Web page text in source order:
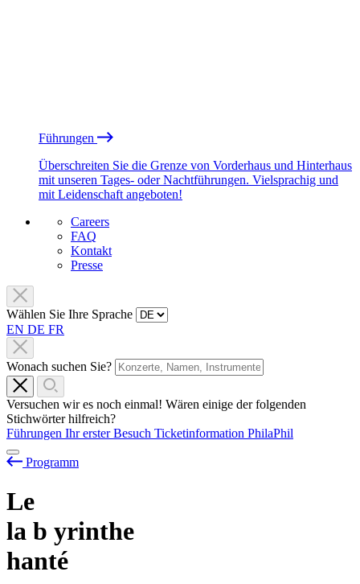
Führungen
Überschreiten Sie die Grenze von Vorderhaus und Hinterhaus
mit unseren Tages- oder Nachtführungen. Vielsprachig und
mit Leidenschaft angeboten!
Careers
FAQ
Kontakt
Presse
Wählen Sie Ihre Sprache
EN DE FR
Wonach suchen Sie?
Versuchen wir es noch einmal! Wären einige der folgenden
Stichwörter hilfreich?
Führungen Ihr erster Besuch Ticketinformation PhilaPhil
Programm
Le
la b yrinthe
hanté